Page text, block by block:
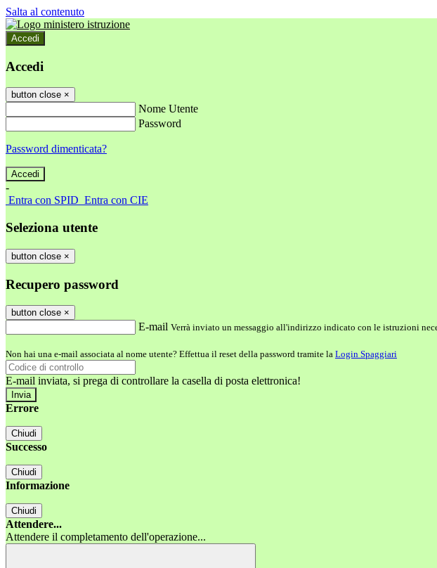
Salta al contenuto
Accedi
Accedi
button close ×
Nome Utente
Password
Password dimenticata?
-
Entra con SPID Entra con CIE
Seleziona utente
button close ×
Recupero password
button close ×
E-mail Verrà inviato un messaggio all'indirizzo indicato con le istruzioni
Non hai una e-mail associata al nome utente? Effettua il reset della password tramite la Login Spaggiari
E-mail inviata, si prega di controllare la casella di posta elettronica!
Errore
Chiudi
Successo
Chiudi
Informazione
Chiudi
Attendere...
Attendere il completamento dell'operazione...